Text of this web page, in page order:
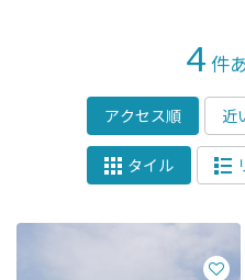
4 件
アクセス順 近
タイル